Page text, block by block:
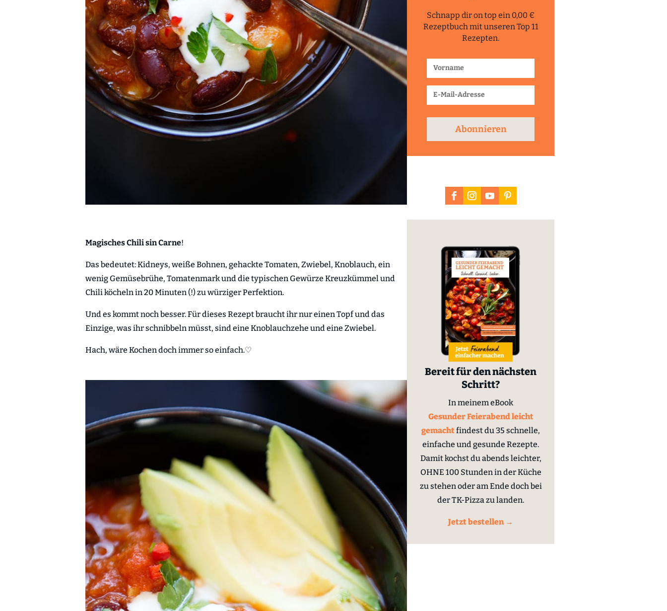
Magisches Chili sin Carne!
Das bedeutet: Kidneys, weiße Bohnen, gehackte Tomaten, Zwiebel, Knoblauch, ein
wenig Gemüsebrühe, Tomatenmark und die typischen Gewürze Kreuzkümmel und
Chili köcheln in 20 Minuten (!) zu würziger Perfektion.
Und es kommt noch besser. Für dieses Rezept braucht ihr nur einen Topf und das
Einzige, was ihr schnibbeln müsst, sind eine Knoblauchzehe und eine Zwiebel.
Hach, wäre Kochen doch immer so einfach.♡
Schnapp dir on top ein 0,00 €
Rezeptbuch mit unseren Top 11
Rezepten.
Abonnieren
Bereit für den nächsten
Schritt?
In meinem eBook
Gesunder Feierabend leicht
gemachtfindest du 35 schnelle,
einfache und gesunde Rezepte.
Damit kochst du abends leichter,
OHNE 100 Stunden in der Küche
zu stehen oder am Ende doch bei
der TK-Pizza zu landen.
Jetzt bestellen →